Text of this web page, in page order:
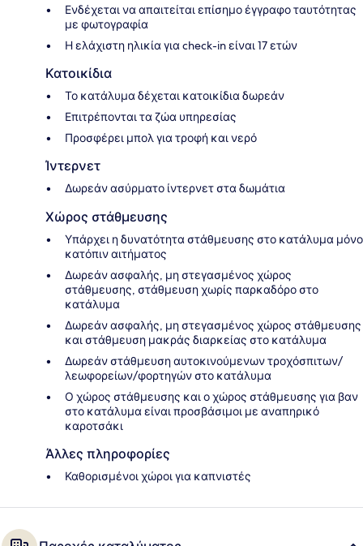
Ενδέχεται να απαιτείται επίσημο έγγραφο ταυτότητας
με φωτογραφία
Η ελάχιστη ηλικία για check-in είναι 17 ετών
Κατοικίδια
Το κατάλυμα δέχεται κατοικίδια δωρεάν
Επιτρέπονται τα ζώα υπηρεσίας
Προσφέρει μπολ για τροφή και νερό
Ίντερνετ
Δωρεάν ασύρματο ίντερνετ στα δωμάτια
Χώρος στάθμευσης
Υπάρχει η δυνατότητα στάθμευσης στο κατάλυμα μόνο
κατόπιν αιτήματος
Δωρεάν ασφαλής, μη στεγασμένος χώρος
στάθμευσης, στάθμευση χωρίς παρκαδόρο στο
κατάλυμα
Δωρεάν ασφαλής, μη στεγασμένος χώρος στάθμευσης
και στάθμευση μακράς διαρκείας στο κατάλυμα
Δωρεάν στάθμευση αυτοκινούμενων τροχόσπιτων/
λεωφορείων/φορτηγών στο κατάλυμα
Ο χώρος στάθμευσης και ο χώρος στάθμευσης για βαν
στο κατάλυμα είναι προσβάσιμοι με αναπηρικό
καροτσάκι
Άλλες πληροφορίες
Καθορισμένοι χώροι για καπνιστές